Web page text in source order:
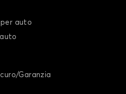
auto
Garanzia